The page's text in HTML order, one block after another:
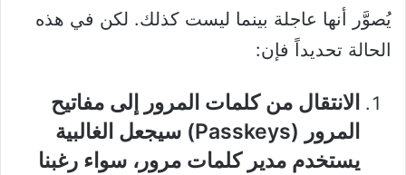
يُصوَّر أنها عاجلة بينما ليست كذلك. لكن في هذه
الحالة تحديداً فإن:
الانتقال من كلمات المرور إلى مفاتيح
المرور (Passkeys) سيجعل الغالبية
يستخدم مدير كلمات مرور، سواء رغبنا